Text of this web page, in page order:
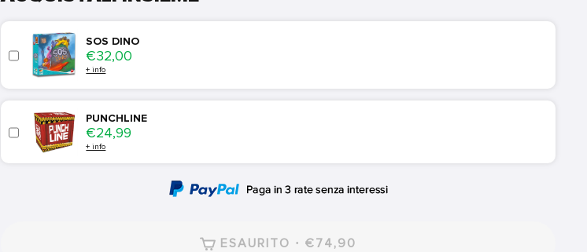
SOS DINO
Price
€32,00
+ info
PUNCHLINE
Price
€24,99
+ info
ESAURITO · €74,90